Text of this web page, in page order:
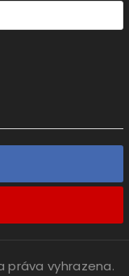
práva vyhrazena.